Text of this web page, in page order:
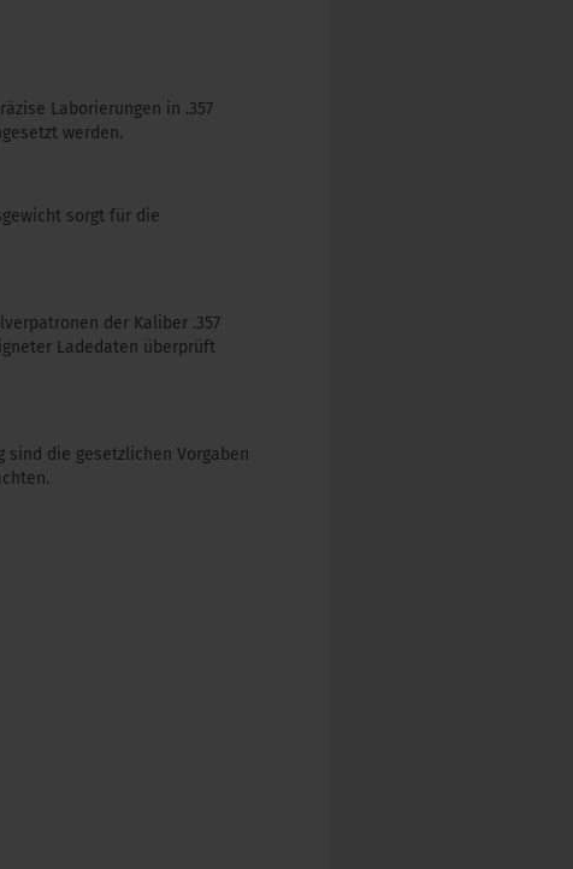
Laborierungen in .357
werden.
sorgt für die
der Kaliber .357
Ladedaten überprüft
die gesetzlichen Vorgaben